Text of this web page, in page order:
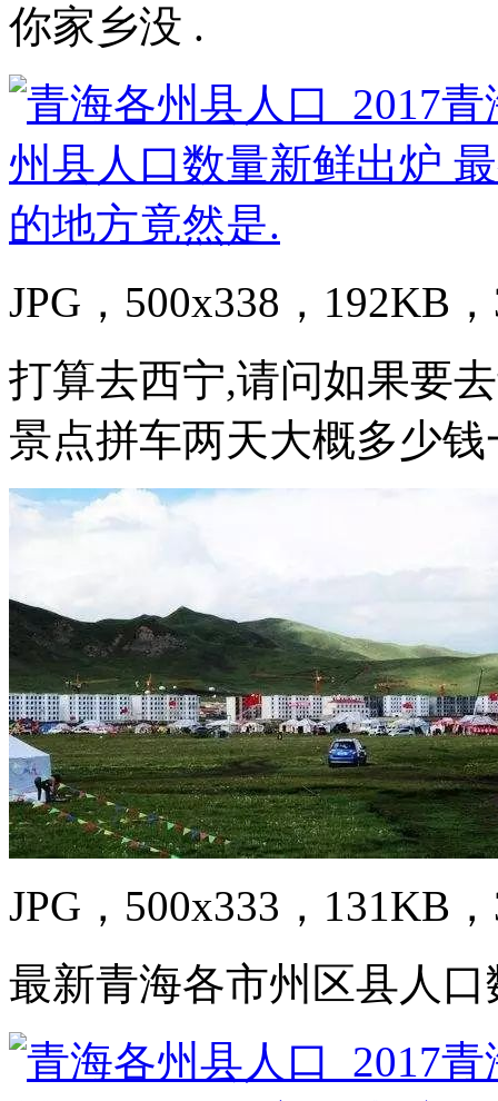
你家乡没 .
JPG，500x338，192KB
打算去西宁,请问如果要
景点拼车两天大概多少钱
JPG，500x333，131KB
最新青海各市州区县人